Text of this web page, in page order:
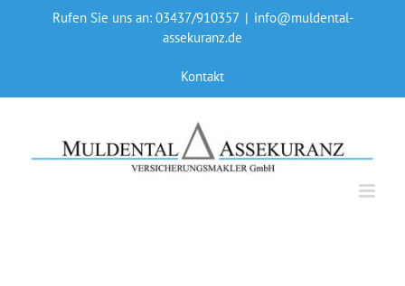
Rufen Sie uns an: 03437/910357 | info@muldental-
assekuranz.de
Kontakt